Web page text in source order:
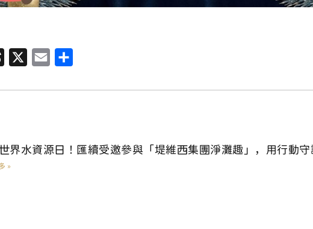
Threads Email
界水資源日！匯續受邀參與「堤維西集團淨灘趣」，用行動守
»